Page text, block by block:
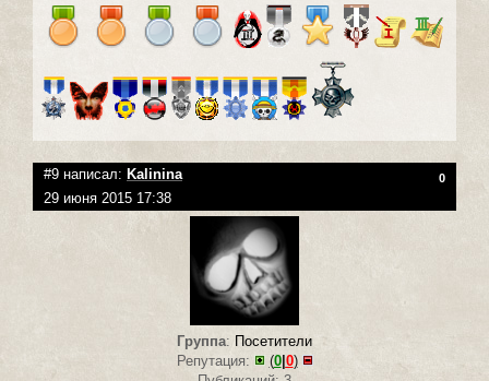
#9 написал: Kalinina 0
29 июня 2015 17:38
Группа: Посетители
Репутация:
(0| 0)